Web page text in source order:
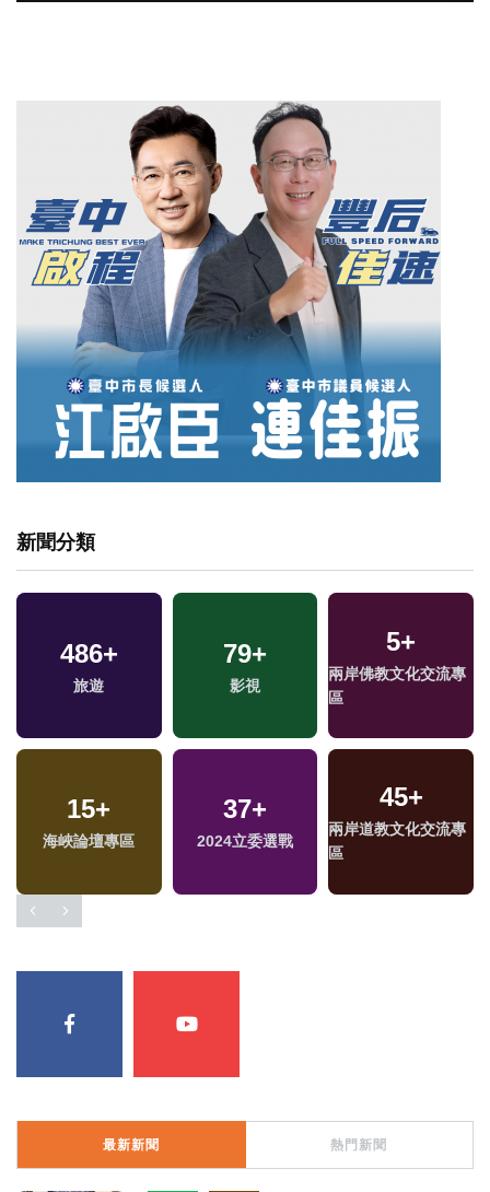
新聞分類
486+
旅遊
79+
影視
5+
兩岸佛教文化交流專
區
15+
海峽論壇專區
37+
2024立委選戰
45+
兩岸道教文化交流專
區
最新新聞 熱門新聞